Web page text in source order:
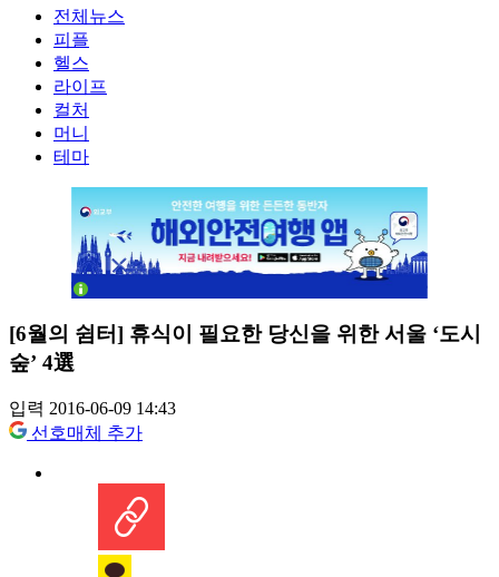
전체뉴스
피플
헬스
라이프
컬처
머니
테마
[6월의 쉼터] 휴식이 필요한 당신을 위한 서울 ‘도시
숲’ 4選
입력 2016-06-09 14:43
선호매체 추가